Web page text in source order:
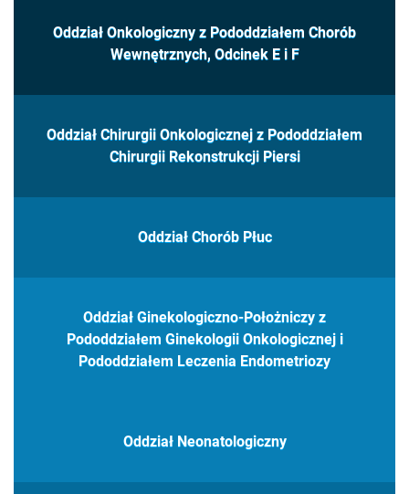
Oddział Onkologiczny z Pododdziałem Chorób
Wewnętrznych, Odcinek E i F
Oddział Chirurgii Onkologicznej z Pododdziałem
Chirurgii Rekonstrukcji Piersi
Oddział Chorób Płuc
Oddział Ginekologiczno-Położniczy z
Pododdziałem Ginekologii Onkologicznej i
Pododdziałem Leczenia Endometriozy
Oddział Neonatologiczny